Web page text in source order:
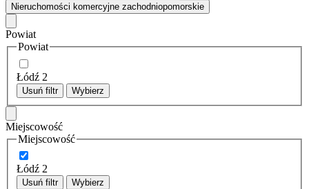
Nieruchomości komercyjne zachodniopomorskie
Powiat
Powiat
Łódź 2
Usuń filtr Wybierz
Miejscowość
Miejscowość
Łódź 2
Usuń filtr Wybierz